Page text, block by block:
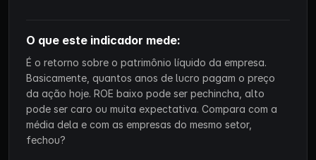
O que este indicador mede:
É o retorno sobre o patrimônio líquido da empresa.
Basicamente, quantos anos de lucro pagam o preço
da ação hoje. ROE baixo pode ser pechincha, alto
pode ser caro ou muita expectativa. Compara com a
média dela e com as empresas do mesmo setor,
fechou?